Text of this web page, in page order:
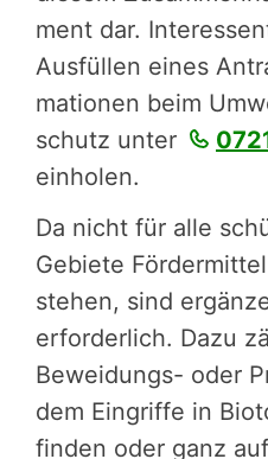
ment dar.
Ausfüllen eines
ma­tio­nen beim
schutz unter
einholen.
Da nicht für alle
Gebiete
stehen, sind
erfor­der­lich. Dazu
Beweidungs- oder
dem Eingriffe in
fin­den oder ganz